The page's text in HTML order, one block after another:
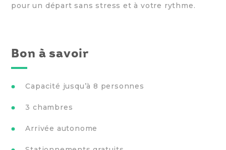
pour un départ sans stress et à votre rythme.
Bon à savoir
Capacité jusqu’à 8 personnes
3 chambres
Arrivée autonome